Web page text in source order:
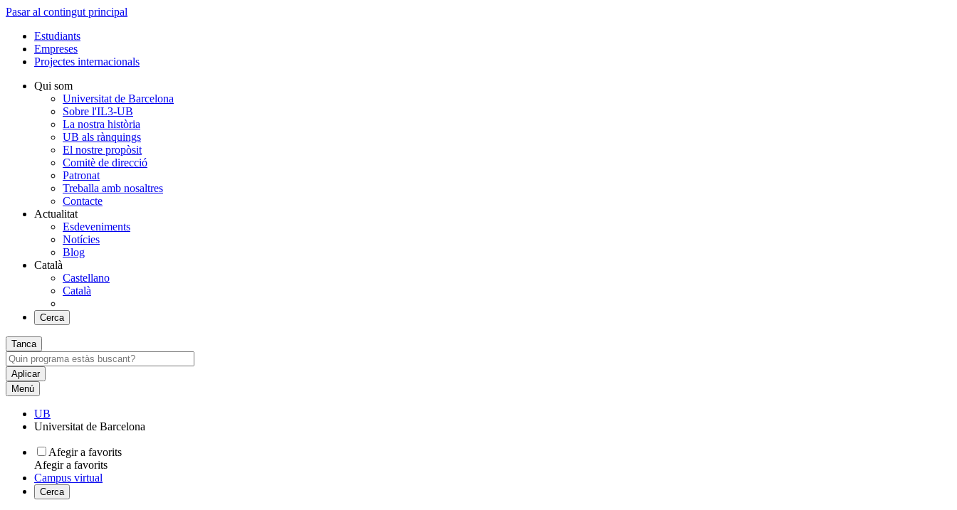
Pasar al contingut principal
Estudiants
Empreses
Projectes internacionals
Qui som
Universitat de Barcelona
Sobre l'IL3-UB
La nostra història
UB als rànquings
El nostre propòsit
Comitè de direcció
Patronat
Treballa amb nosaltres
Contacte
Actualitat
Esdeveniments
Notícies
Blog
Català
Castellano
Català
Cerca
Tanca
Menú
UB
Universitat de Barcelona
Afegir a favorits
Afegir a favorits
Campus virtual
Cerca